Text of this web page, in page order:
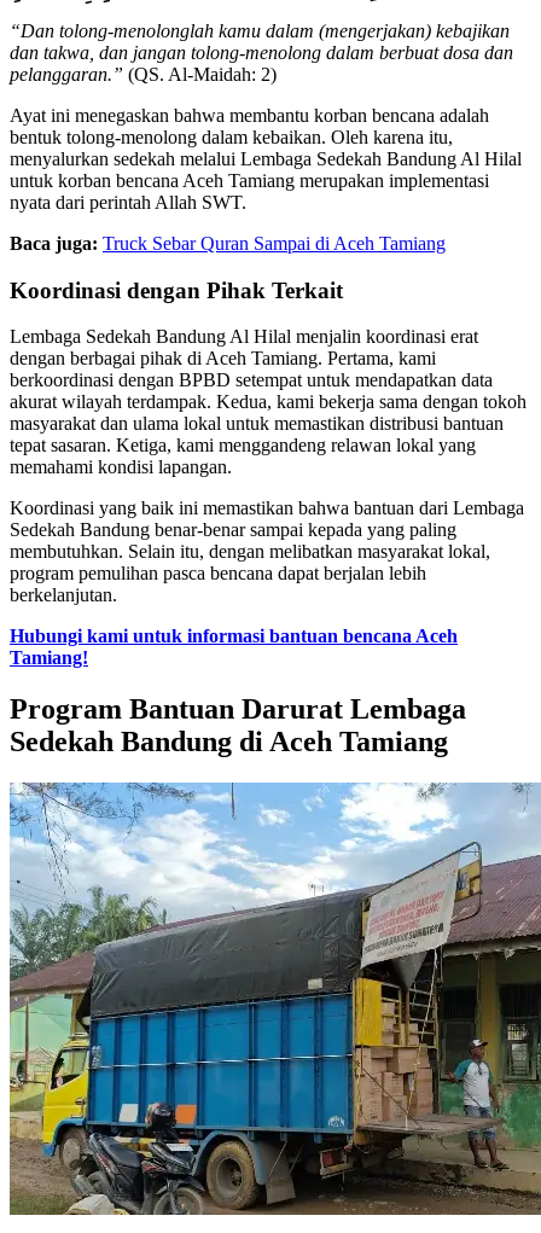
“Dan tolong-menolonglah kamu dalam (mengerjakan) kebajikan
dan takwa, dan jangan tolong-menolong dalam berbuat dosa dan
pelanggaran.” (QS. Al-Maidah: 2)
Ayat ini menegaskan bahwa membantu korban bencana adalah
bentuk tolong-menolong dalam kebaikan. Oleh karena itu,
menyalurkan sedekah melalui Lembaga Sedekah Bandung Al Hilal
untuk korban bencana Aceh Tamiang merupakan implementasi
nyata dari perintah Allah SWT.
Baca juga: Truck Sebar Quran Sampai di Aceh Tamiang
Koordinasi dengan Pihak Terkait
Lembaga Sedekah Bandung Al Hilal menjalin koordinasi erat
dengan berbagai pihak di Aceh Tamiang. Pertama, kami
berkoordinasi dengan BPBD setempat untuk mendapatkan data
akurat wilayah terdampak. Kedua, kami bekerja sama dengan tokoh
masyarakat dan ulama lokal untuk memastikan distribusi bantuan
tepat sasaran. Ketiga, kami menggandeng relawan lokal yang
memahami kondisi lapangan.
Koordinasi yang baik ini memastikan bahwa bantuan dari Lembaga
Sedekah Bandung benar-benar sampai kepada yang paling
membutuhkan. Selain itu, dengan melibatkan masyarakat lokal,
program pemulihan pasca bencana dapat berjalan lebih
berkelanjutan.
Hubungi kami untuk informasi bantuan bencana Aceh
Tamiang!
Program Bantuan Darurat Lembaga
Sedekah Bandung di Aceh Tamiang